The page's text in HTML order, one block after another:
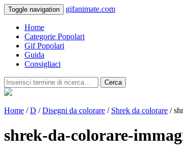
Toggle navigation gifanimate.com
Home
Categorie Popolari
Gif Popolari
Guida
Consigliaci
Cerca
Home /D /Disegni da colorare / Shrek da colorare /
shrek-da-colorare-